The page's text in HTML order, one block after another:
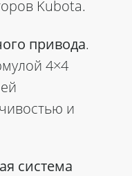
Kubota.
привода.
4×4
и
система